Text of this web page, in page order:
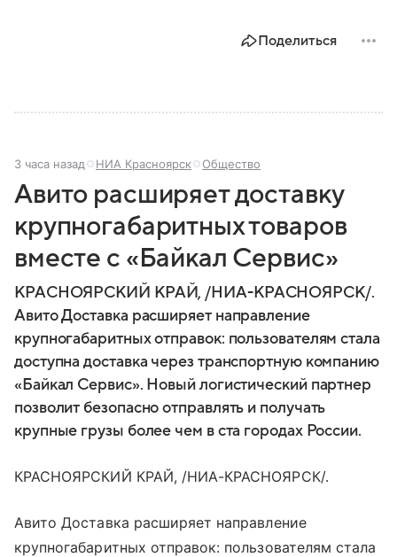
Поделиться
3 часа назад НИА Красноярск Общество
Авито расширяет доставку
крупногабаритных товаров
вместе с «Байкал Сервис»
КРАСНОЯРСКИЙ КРАЙ, /НИА-КРАСНОЯРСК/.
Авито Доставка расширяет направление
крупногабаритных отправок: пользователям стала
доступна доставка через транспортную компанию
«Байкал Сервис». Новый логистический партнер
позволит безопасно отправлять и получать
крупные грузы более чем в ста городах России.
КРАСНОЯРСКИЙ КРАЙ, /НИА-КРАСНОЯРСК/.
Авито Доставка расширяет направление
крупногабаритных отправок: пользователям стала